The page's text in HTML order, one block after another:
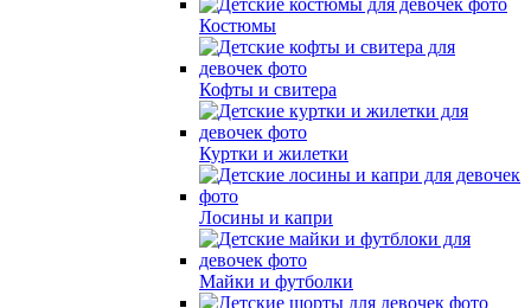
Костюмы
Кофты и свитера
Куртки и жилетки
Лосины и капри
Майки и футболки